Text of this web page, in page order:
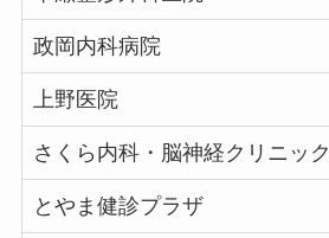
政岡内科病院
上野医院
さくら内科・脳神経クリニック
とやま健診プラザ